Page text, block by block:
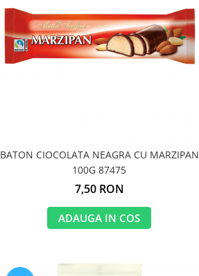
BATON CIOCOLATA NEAGRA CU MARZIPAN
100G 87475
7,50 RON
ADAUGA IN COS